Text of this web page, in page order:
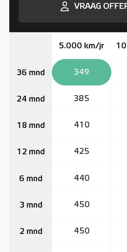
VRAAG
36 mnd
24 mnd
18 mnd
12 mnd
6 mnd
3 mnd
2 mnd
5.000 km/jr
349
385
410
425
440
450
450